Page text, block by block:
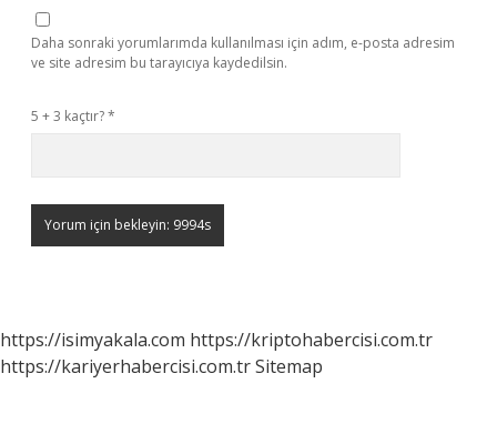
Daha sonraki yorumlarımda kullanılması için adım, e-posta adresim
ve site adresim bu tarayıcıya kaydedilsin.
5 + 3 kaçtır?*
https://isimyakala.com https://kriptohabercisi.com.tr
https://kariyerhabercisi.com.trSitemap